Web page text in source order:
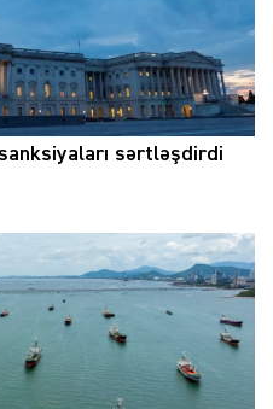
sərtləşdirdi